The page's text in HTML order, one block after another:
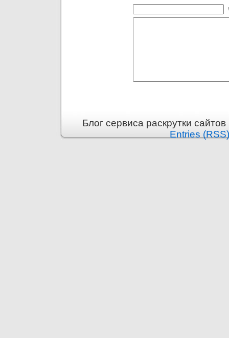
Блог сервиса раскрутки
Entries (RSS)